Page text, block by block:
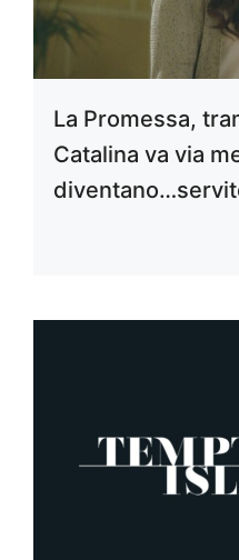
La Promessa,
Catalina va via